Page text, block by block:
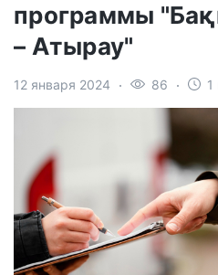
программы
– Атырау"
12 января 2024 86 1